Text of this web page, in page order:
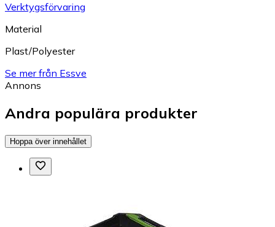
Verktygsförvaring
Material
Plast/Polyester
Se mer från Essve
Annons
Andra populära produkter
Hoppa över innehållet